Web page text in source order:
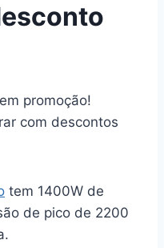
em promoção!
com descontos
tem 1400W de
de pico de 2200